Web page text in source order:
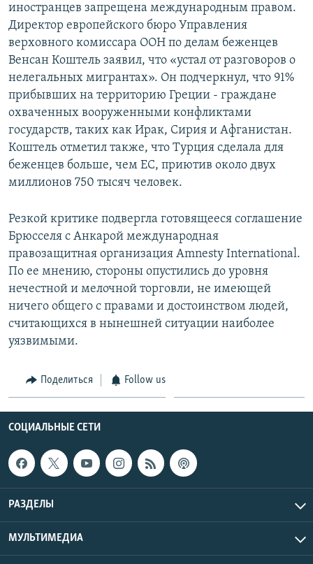
Русский
Все сайты Радио Азатутюн
иностранцев запрещена международным правом.
Директор европейского бюро Управления
верховного комиссара ООН по делам беженцев
Венсан Коштель заявил, что «устал от разговоров о
нелегальных мигрантах». Он подчеркнул, что 91%
прибывших на территорию Греции - граждане
охваченных вооруженными конфликтами
государств, таких как Ирак, Сирия и Афганистан.
Коштель отметил также, что Турция сделала для
беженцев больше, чем ЕС, приютив около двух
миллионов 750 тысяч человек.
Резкой критике подвергла готовящееся соглашение
Брюсселя с Анкарой международная
правозащитная организация Amnesty Intеrnational.
По ее мнению, стороны опустились до уровня
нечестной и мелочной торговли, не имеющей
ничего общего с правами и достоинством людей,
считающихся в нынешней ситуации наиболее
уязвимыми.
Поделиться Follow us
СОЦИАЛЬНЫЕ СЕТИ
РАЗДЕЛЫ
МУЛЬТИМЕДИА